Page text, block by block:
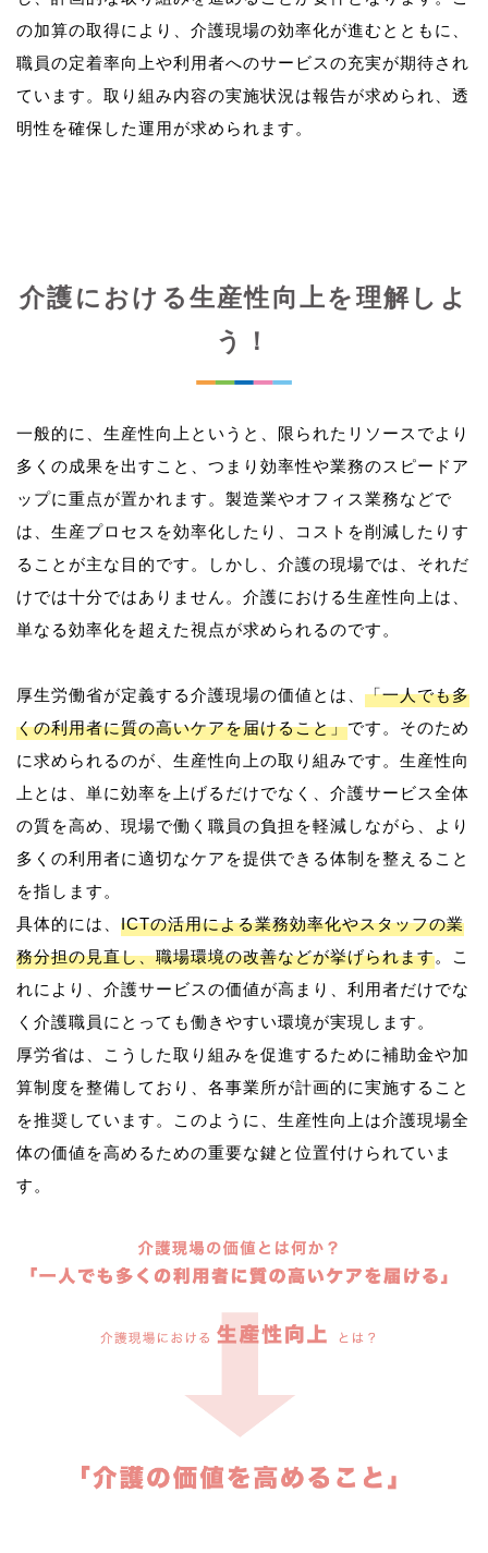
の加算の取得により、介護現場の効率化が進むとともに、
職員の定着率向上や利用者へのサービスの充実が期待され
ています。取り組み内容の実施状況は報告が求められ、透
介護における生産性向上を理解しよ
う！
一般的に、生産性向上というと、限られたリソースでより
多くの成果を出すこと、つまり効率性や業務のスピードア
ップに重点が置かれます。製造業やオフィス業務などで
は、生産プロセスを効率化したり、コストを削減したりす
ることが主な目的です。しかし、介護の現場では、それだ
けでは十分ではありません。介護における生産性向上は、
単なる効率化を超えた視点が求められるのです。
厚生労働省が定義する介護現場の価値とは、 「一人でも多
くの利用者に質の高いケアを届けること」です。そのため
に求められるのが、生産性向上の取り組みです。生産性向
上とは、単に効率を上げるだけでなく、介護サービス全体
の質を高め、現場で働く職員の負担を軽減しながら、より
多くの利用者に適切なケアを提供できる体制を整えること
を指します。
具体的には、 ICTの活用による業務効率化やスタッフの業
務分担の見直し、職場環境の改善などが挙げられます。こ
れにより、介護サービスの価値が高まり、利用者だけでな
く介護職員にとっても働きやすい環境が実現します。
厚労省は、こうした取り組みを促進するために補助金や加
算制度を整備しており、各事業所が計画的に実施すること
を推奨しています。このように、生産性向上は介護現場全
体の価値を高めるための重要な鍵と位置付けられていま